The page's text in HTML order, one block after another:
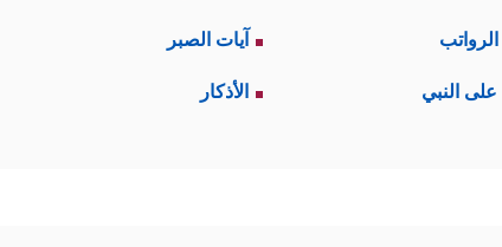
آيات الصبر
على النبي الأذكار